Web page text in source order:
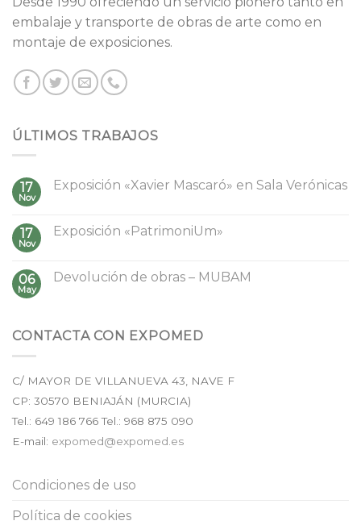
embalaje y transporte de obras de arte como en
montaje de exposiciones.
ÚLTIMOS TRABAJOS
17
Nov
Exposición «Xavier Mascaró» en Sala Verónicas
17
Nov
Exposición «PatrimoniUm»
06
May
Devolución de obras – MUBAM
CONTACTA CON EXPOMED
C/ MAYOR DE VILLANUEVA 43, NAVE F
CP: 30570 BENIAJÁN (MURCIA)
Tel.: 649 186 766Tel.: 968 875 090
E-mail: expomed@expomed.es
Condiciones de uso
Política de cookies